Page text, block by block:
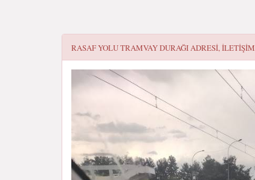
RASAF YOLU TRAMVAY DURAĞIADRESI,